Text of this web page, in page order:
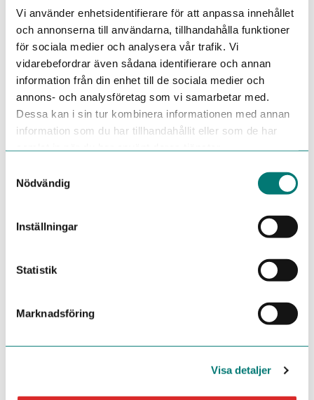
Vi använder enhetsidentifierare för att anpassa innehållet
och annonserna till användarna, tillhandahålla funktioner
för sociala medier och analysera vår trafik. Vi
vidarebefordrar även sådana identifierare och annan
information från din enhet till de sociala medier och
annons- och analysföretag som vi samarbetar med.
Dessa kan i sin tur kombinera informationen med annan
information som du har tillhandahållit eller som de har
Nödvändig
Inställningar
Statistik
Marknadsföring
Visa detaljer
verksamhetens förutsättningar och behov.
Rollen innebär inte personalansvar, men ställer krav på
professionalism, gott omdöme samt att du agerar som en
förebild i mötet med både kunder och kollegor.
Professionella användningsområden
Mron arbetar med kemitekniska produkter för rengöring,
underhåll och funktionell drift och levererar lösningar till
industri, åkerier, verkstäder för tunga och lätta fordon,
användningsområden. Läs mer om vår produktportföljHÄR.
förtroende
Frihet under ansvar – du planerar din arbetsdag själv
Stöttning, introduktion och löpande utbildning
Resultatbaserad lönemodell – garantilön + provision
Vem är du?
försäljning är meriterande, liksom erfarenhet från
närliggande branscher såsom industri, fastighet eller
fordon. B-körkort är ett krav för tjänsten.